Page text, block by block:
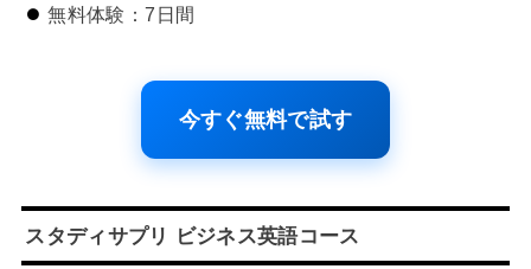
無料体験：7日間
今すぐ無料で試す
スタディサプリ ビジネス英語コース